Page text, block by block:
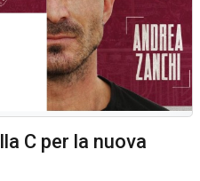
C per la nuova